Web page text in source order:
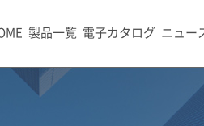
製品一覧 電子カタログ ニュー